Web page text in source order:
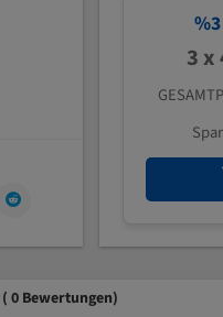
%3
3 x
( 0 Bewertungen)